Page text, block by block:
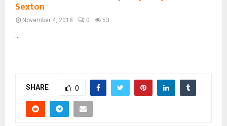
Sexton
November 4, 2018 0 53
SHARE 0